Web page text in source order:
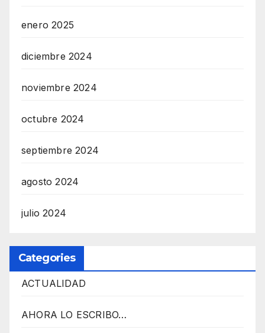
RadioVersia
enero 2025
diciembre 2024
noviembre 2024
octubre 2024
septiembre 2024
agosto 2024
julio 2024
Categories
ACTUALIDAD
AHORA LO ESCRIBO…